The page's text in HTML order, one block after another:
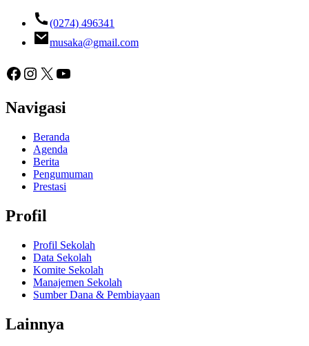
(0274) 496341
musaka@gmail.com
Facebook
Instagram
X YouTube
Navigasi
Beranda
Agenda
Berita
Pengumuman
Prestasi
Profil
Profil Sekolah
Data Sekolah
Komite Sekolah
Manajemen Sekolah
Sumber Dana & Pembiayaan
Lainnya